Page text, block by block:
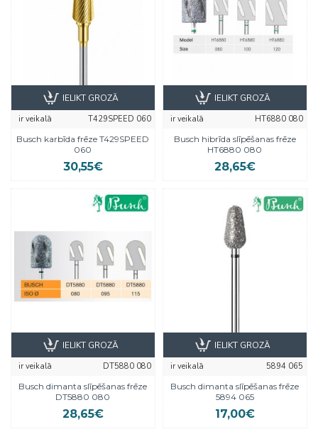
ir veikalā
T429SPEED 060
Busch karbīda frēze T429SPEED
060
30,55€
IELIKT GROZĀ
ir veikalā
HT6880 080
Busch hibrīda slīpēšanas frēze
HT6880 080
28,65€
IELIKT GROZĀ
ir veikalā
DT5880 080
Busch dimanta slīpēšanas frēze
DT5880 080
28,65€
IELIKT GROZĀ
ir veikalā
5894 065
Busch dimanta slīpēšanas frēze
5894 065
17,00€
IELIKT GROZĀ